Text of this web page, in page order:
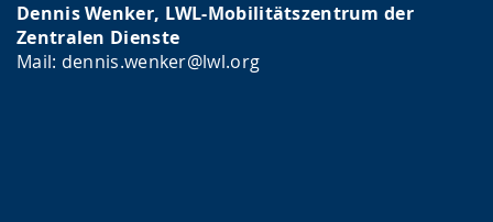
Dennis Wenker, LWL-Mobilitätszentrum der
Zentralen Dienste
Mail: dennis.wenker@lwl.org